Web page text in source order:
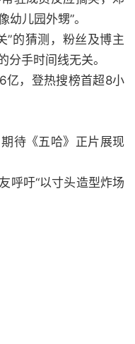
幼儿园外甥”。
”的猜测，粉丝及博主
分手时间线无关。
亿，登热搜榜首超8小
待《五哈》正片展现
呼吁“以寸头造型炸场